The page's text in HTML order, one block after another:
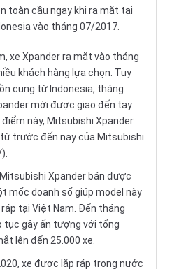
toàn cầu ngay khi ra mắt tại
vào tháng 07/2017.
xe Xpander ra mắt vào tháng
khách hàng lựa chọn. Tuy
cung từ Indonesia, tháng
mới được giao đến tay
này, Mitsubishi Xpander
từ trước đến nay của Mitsubishi
Mitsubishi Xpander bán được
mốc doanh số giúp model này
tại Việt Nam. Đến tháng
tục gây ấn tượng với tổng
lên đến 25.000 xe.
xe được lắp ráp trong nước